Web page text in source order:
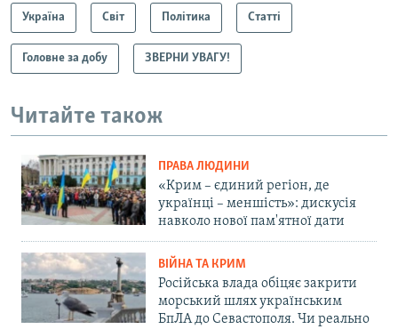
Україна Світ Політика Статті
Головне за добу ЗВЕРНИ УВАГУ!
Читайте також
ПРАВА ЛЮДИНИ
«Крим – єдиний регіон, де
українці – меншість»: дискусія
навколо нової пам'ятної дати
ВІЙНА ТА КРИМ
Російська влада обіцяє закрити
морський шлях українським
БпЛА до Севастополя. Чи реально